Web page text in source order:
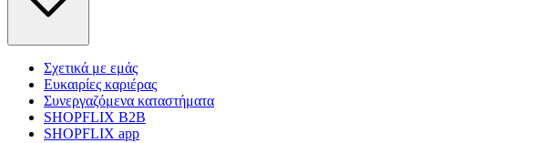
Σχετικά με εμάς
Ευκαιρίες καριέρας
Συνεργαζόμενα καταστήματα
SHOPFLIX B2B
SHOPFLIX app